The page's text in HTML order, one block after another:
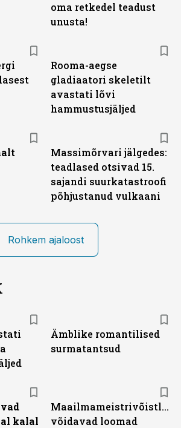
oma retkedel teadust
unusta!
Rooma-aegse
gladiaatori skeletilt
avastati lõvi
hammustusjäljed
Massimõrvari jälgedes:
teadlased otsivad 15.
sajandi suurkatastroofi
põhjustanud vulkaani
Rohkem ajaloost
Ämblike romantilised
surmatantsud
kalal
võidavad loomad